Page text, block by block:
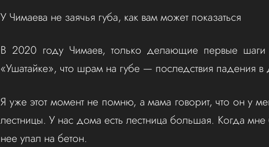
У Чимаева не заячья губа, как вам может показаться
В 2020 году Чимаев, только делающие первые шаги
«Ушатайке», что шрам на губе — последствия падения в
Я уже этот момент не помню, а мама говорит, что он у
лестницы. У нас дома есть лестница большая. Когда
нее упал на бетон.